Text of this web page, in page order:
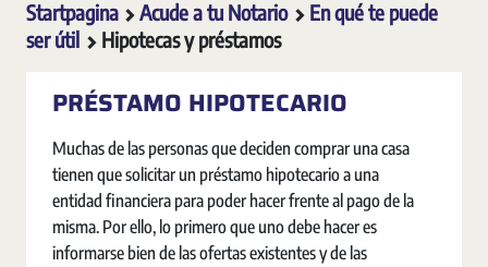
Startpagina Acude a tu Notario
En qué te puede
ser útil
Hipotecas y préstamos
PRÉSTAMO HIPOTECARIO
Muchas de las personas que deciden comprar una casa
tienen que solicitar un préstamo hipotecario a una
entidad financiera para poder hacer frente al pago de la
misma. Por ello, lo primero que uno debe hacer es
informarse bien de las ofertas existentes y de las